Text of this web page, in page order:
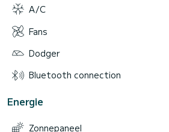
A/C
Fans
Dodger
Bluetooth connection
Energie
Zonnepaneel